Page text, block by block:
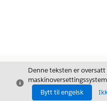
Avslutt
Denne teksten er oversatt
Bytt til engelsk